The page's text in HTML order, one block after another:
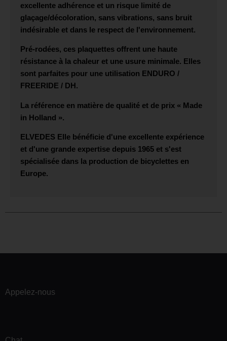
excellente adhérence et un risque limité de
glaçage/décoloration, sans vibrations, sans bruit
indésirable et dans le respect de l'environnement.
Pré-rodées, ces plaquettes offrent une haute
résistance à la chaleur et une usure minimale. Elles
sont parfaites pour une utilisation ENDURO /
FREERIDE / DH.
La référence en matière de qualité et de prix « Made
in Holland ».
ELVEDES Elle bénéficie d'une excellente expérience
et d'une grande expertise depuis 1965 et s'est
spécialisée dans la production de bicyclettes en
Europe.
Appelez-nous